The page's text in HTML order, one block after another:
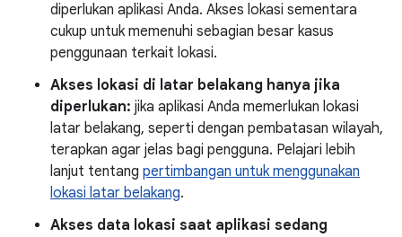
diperlukan aplikasi Anda. Akses lokasi sementara
cukup untuk memenuhi sebagian besar kasus
penggunaan terkait lokasi.
Akses lokasi di latar belakang hanya jika
diperlukan: jika aplikasi Anda memerlukan lokasi
latar belakang, seperti dengan pembatasan wilayah,
terapkan agar jelas bagi pengguna. Pelajari lebih
lanjut tentang pertimbangan untuk menggunakan
lokasi latar belakang.
Akses data lokasi saat aplikasi sedang